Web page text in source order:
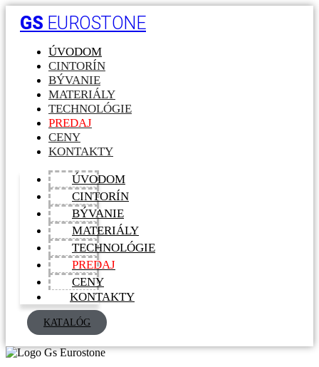
GS EUROSTONE
ÚVODOM
CINTORÍN
BÝVANIE
MATERIÁLY
TECHNOLÓGIE
PREDAJ
CENY
KONTAKTY
ÚVODOM
CINTORÍN
BÝVANIE
MATERIÁLY
TECHNOLÓGIE
PREDAJ
CENY
KONTAKTY
KATALÓG